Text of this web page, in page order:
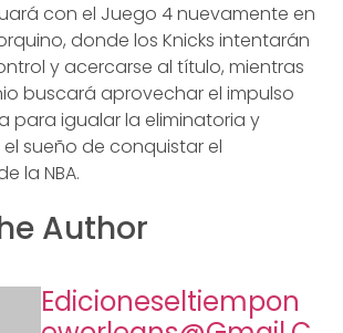
con el Juego 4 nuevamente en
donde los Knicks intentarán
y acercarse al título, mientras
buscará aprovechar el impulso
para igualar la eliminatoria y
sueño de conquistar el
la NBA.
Author
Edicioneseltiempon